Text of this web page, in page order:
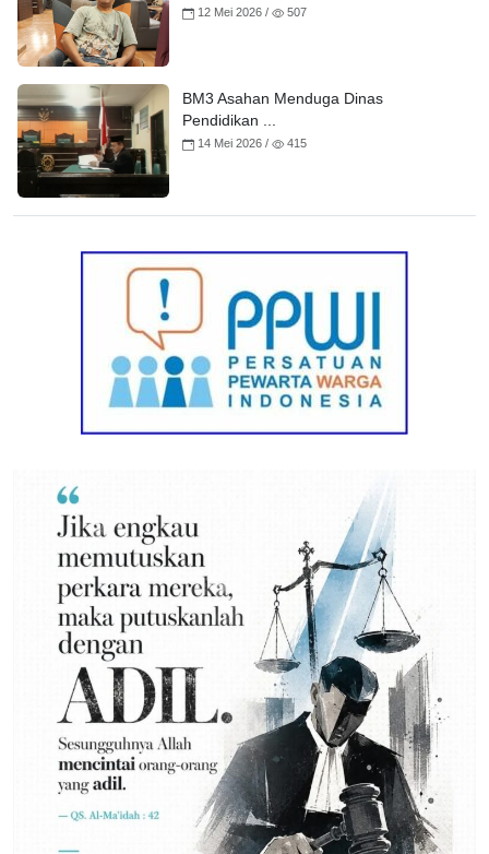
12 Mei 2026 / 507
BM3 Asahan Menduga Dinas
Pendidikan ...
14 Mei 2026 / 415